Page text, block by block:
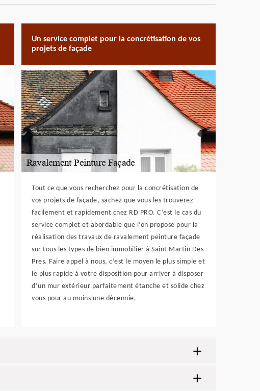
Un service complet pour la concrétisation de vos
projets de façade
Tout ce que vous recherchez pour la concrétisation de
vos projets de façade, sachez que vous les trouverez
facilement et rapidement chez RD PRO. C’est le cas du
service complet et abordable que l’on propose pour la
réalisation des travaux de ravalement peinture façade
sur tous les types de bien immobilier à Saint Martin Des
Pres. Faire appel à nous, c’est le moyen le plus simple et
le plus rapide à votre disposition pour arriver à disposer
d’un mur extérieur parfaitement étanche et solide chez
vous pour au moins une décennie.